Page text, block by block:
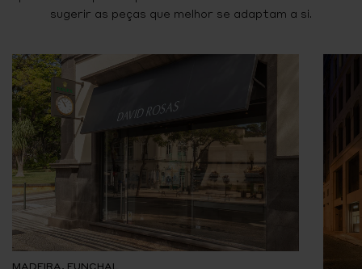
sugerir as peças que melhor se adaptam a si.
MADEIRA, FUNCHAL